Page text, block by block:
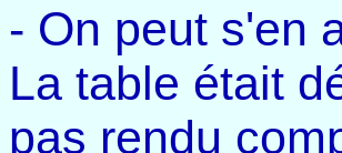
- On peut s'en
La table était
pas rendu